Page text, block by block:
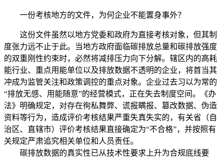
一份考核地方的文件，为何企业不能置身事外？
这份文件虽然以地方党委和政府为直接考核对象，但其制
度张力远不止于此。当地方政府面临碳排放总量和碳排放强度
的双重刚性约束时，必然将减排压力向下分解。辖区内的高耗
能行业、重点用能单位以及排放数据不透明的企业，将首当其
冲成为监管关注和政策调控的重点对象。企业过去习以为常的
“排放无感、用能随意”的经营模式，正在失去制度空间。《办
法》明确规定，对存在徇私舞弊、谎报瞒报、篡改数据、伪造
资料等行为，造成评价考核结果严重失真失实的，有关省（自
治区、直辖市）评价考核结果直接确定为“不合格”，并按照有
关规定严肃追究相关单位和人员责任。
碳排放数据的真实性已从技术性要求上升为合规底线要